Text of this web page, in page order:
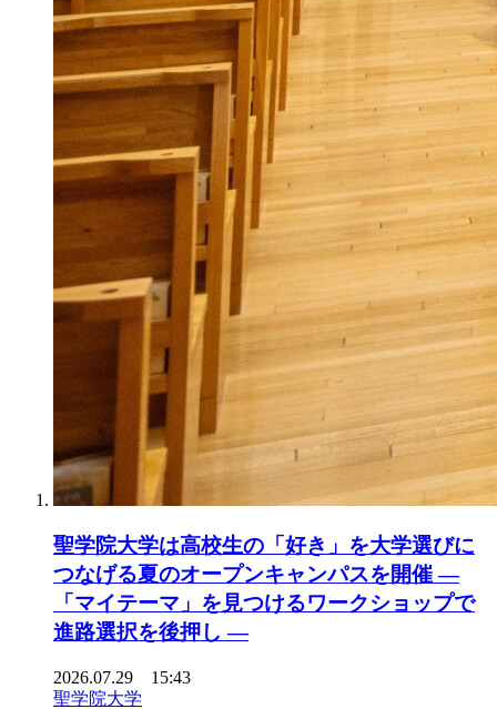
聖学院大学は高校生の「好き」を大学選びに
つなげる夏のオープンキャンパスを開催 ―
「マイテーマ」を見つけるワークショップで
進路選択を後押し ―
2026.07.29 15:43
聖学院大学